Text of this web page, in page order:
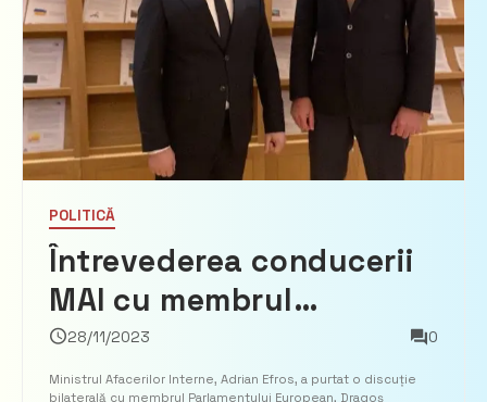
POLITICĂ
Întrevederea conducerii
MAI cu membrul
Parlamentului European,
Dragoș Tudorache
28/11/2023 0
Ministrul Afacerilor Interne, Adrian Efros, a purtat o discuție
bilaterală cu membrul Parlamentului European, Dragoș